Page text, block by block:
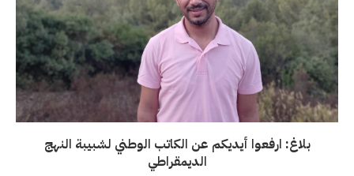
بلاغ: ارفعوا أيديكم عن الكاتب الوطني لشبيبة النهج
الديمقراطي